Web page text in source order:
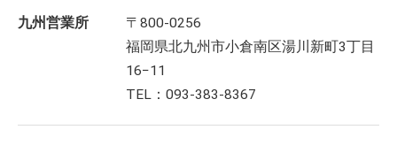
九州営業所
〒800-0256
福岡県北九州市小倉南区湯川新町3丁目
16−11
TEL：093-383-8367